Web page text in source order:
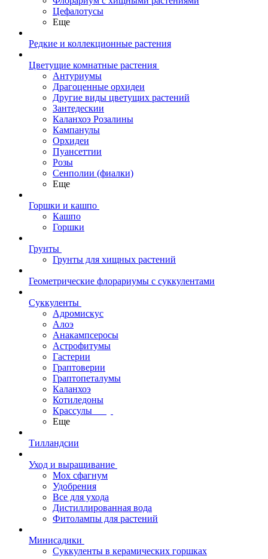
Цефалотусы
Еще
Редкие и коллекционные растения
Цветущие комнатные растения
Антуриумы
Драгоценные орхидеи
Другие виды цветущих растений
Зантедескии
Каланхоэ Розалины
Кампанулы
Орхидеи
Пуансеттии
Розы
Сенполии (фиалки)
Еще
Горшки и кашпо
Кашпо
Горшки
Грунты
Грунты для хищных растений
Геометрические флорариумы с суккулентами
Суккуленты
Адромискус
Алоэ
Анакампсеросы
Астрофитумы
Гастерии
Граптоверии
Граптопеталумы
Каланхоэ
Котиледоны
Крассулы
Еще
Тилландсии
Уход и выращивание
Мох сфагнум
Удобрения
Все для ухода
Дистиллированная вода
Фитолампы для растений
Минисадики
Суккуленты в керамических горшках